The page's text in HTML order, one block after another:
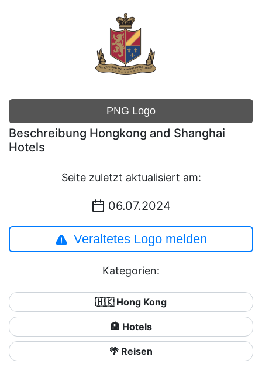
PNG Logo
Beschreibung Hongkong and Shanghai
Hotels
Seite zuletzt aktualisiert am:
06.07.2024
Veraltetes Logo melden
Kategorien:
🇭🇰 Hong Kong
🏨 Hotels
🌴 Reisen